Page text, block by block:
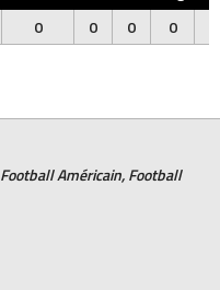
0 0 0 0
Football Américain,Football